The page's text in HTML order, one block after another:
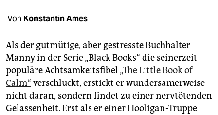
genossenschaft
epaper login
Von Konstantin Ames
Als der gutmütige, aber gestresste Buchhalter
Manny in der Serie „Black Books“ die seinerzeit
populäre Achtsamkeitsfibel „The Little Book of
Calm“ verschluckt, erstickt er wundersamerweise
nicht daran, sondern findet zu einer nervtötenden
Gelassenheit. Erst als er einer Hooligan-Truppe